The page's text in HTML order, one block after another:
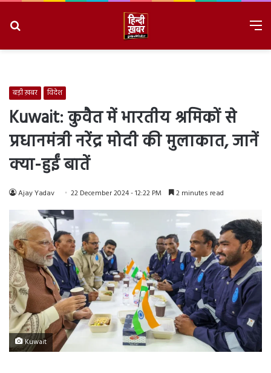
बड़ी ख़बर विदेश
Kuwait: कुवैत में भारतीय श्रमिकों से
प्रधानमंत्री नरेंद्र मोदी की मुलाकात, जानें
क्या-हुईं बातें
Ajay Yadav 22 December 2024 - 12:22 PM 2 minutes read
Kuwait